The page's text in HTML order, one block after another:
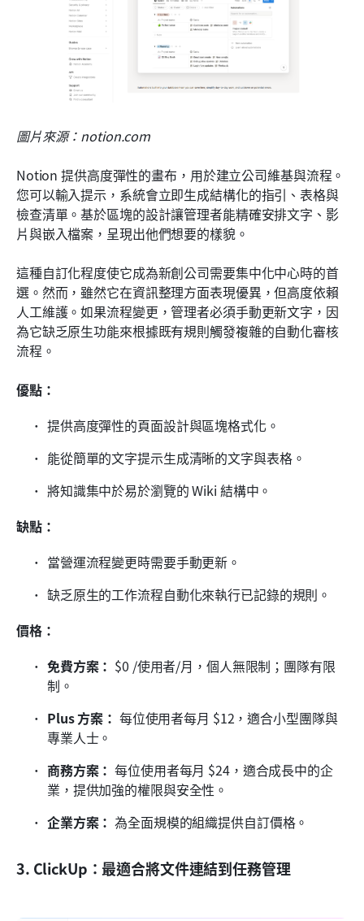
圖片來源：notion.com
Notion 提供高度彈性的畫布，用於建立公司維基與流程。
您可以輸入提示，系統會立即生成結構化的指引、表格與
檢查清單。基於區塊的設計讓管理者能精確安排文字、影
片與嵌入檔案，呈現出他們想要的樣貌。
這種自訂化程度使它成為新創公司需要集中化中心時的首
選。然而，雖然它在資訊整理方面表現優異，但高度依賴
人工維護。如果流程變更，管理者必須手動更新文字，因
為它缺乏原生功能來根據既有規則觸發複雜的自動化審核
流程。
優點：
提供高度彈性的頁面設計與區塊格式化。
能從簡單的文字提示生成清晰的文字與表格。
將知識集中於易於瀏覽的 Wiki 結構中。
缺點：
當營運流程變更時需要手動更新。
缺乏原生的工作流程自動化來執行已記錄的規則。
價格：
免費方案： $0 /使用者/月，個人無限制；團隊有限
制。
Plus 方案： 每位使用者每月 $12，適合小型團隊與
專業人士。
商務方案： 每位使用者每月 $24，適合成長中的企
業，提供加強的權限與安全性。
企業方案： 為全面規模的組織提供自訂價格。
3. ClickUp：最適合將文件連結到任務管理